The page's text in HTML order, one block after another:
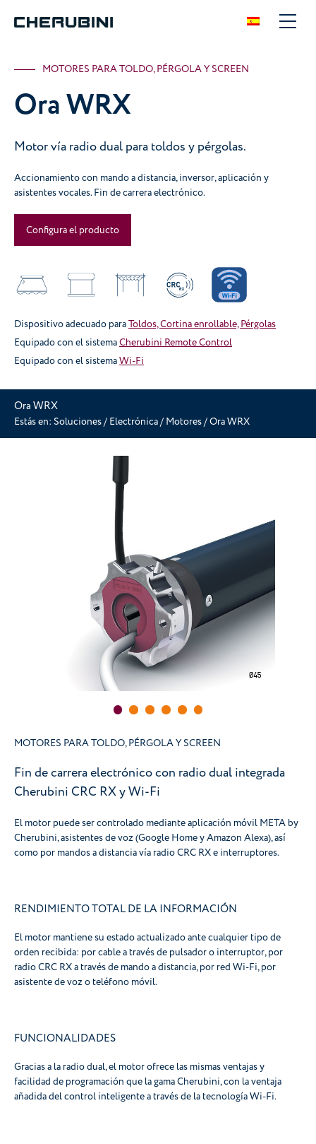
MOTORES PARA TOLDO, PÉRGOLA Y SCREEN
Ora WRX
Motor vía radio dual para toldos y pérgolas.
Accionamiento con mando a distancia, inversor, aplicación y
asistentes vocales. Fin de carrera electrónico.
Configura el producto
Dispositivo adecuado paraToldos, Cortina enrollable, Pérgolas
Equipado con el sistemaCherubini Remote Control
Equipado con el sistemaWi-Fi
Ora WRX
Estás en: Soluciones/ Electrónica/ Motores/Ora WRX
MOTORES PARA TOLDO, PÉRGOLA Y SCREEN
Fin de carrera electrónico con radio dual integrada
Cherubini CRC RX y Wi-Fi
El motor puede ser controlado mediante aplicación móvil META by
Cherubini, asistentes de voz (Google Home y Amazon Alexa), así
como por mandos a distancia vía radio CRC RX e interruptores.
RENDIMIENTO TOTAL DE LA INFORMACIÓN
El motor mantiene su estado actualizado ante cualquier tipo de
orden recibida: por cable a través de pulsador o interruptor, por
radio CRC RX a través de mando a distancia, por red Wi-Fi, por
asistente de voz o teléfono móvil.
FUNCIONALIDADES
Gracias a la radio dual, el motor ofrece las mismas ventajas y
facilidad de programación que la gama Cherubini, con la ventaja
añadida del control inteligente a través de la tecnología Wi-Fi.